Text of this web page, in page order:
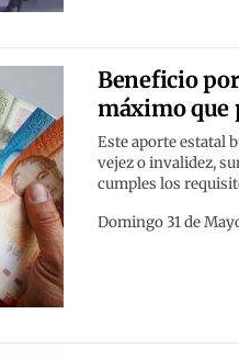
Beneficio
máximo que
Este aporte estatal
vejez o invalidez,
cumples los
Domingo 31 de